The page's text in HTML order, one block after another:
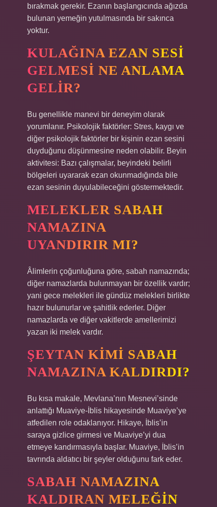
bırakmak gerekir. Ezanın başlangıcında ağızda
bulunan yemeğin yutulmasında bir sakınca
yoktur.
KULAĞINA EZAN SESI
GELMESI NE ANLAMA
GELIR?
Bu genellikle manevi bir deneyim olarak
yorumlanır. Psikolojik faktörler: Stres, kaygı ve
diğer psikolojik faktörler bir kişinin ezan sesini
duyduğunu düşünmesine neden olabilir. Beyin
aktivitesi: Bazı çalışmalar, beyindeki belirli
bölgeleri uyararak ezan okunmadığında bile
ezan sesinin duyulabileceğini göstermektedir.
MELEKLER SABAH
NAMAZINA
UYANDIRIR MI?
Âlimlerin çoğunluğuna göre, sabah namazında;
diğer namazlarda bulunmayan bir özellik vardır;
yani gece melekleri ile gündüz melekleri birlikte
hazır bulunurlar ve şahitlik ederler. Diğer
namazlarda ve diğer vakitlerde amellerimizi
yazan iki melek vardır.
ŞEYTAN KIMI SABAH
NAMAZINA KALDIRDI?
Bu kısa makale, Mevlana’nın Mesnevi’sinde
anlattığı Muaviye-İblis hikayesinde Muaviye’ye
atfedilen role odaklanıyor. Hikaye, İblis’in
saraya gizlice girmesi ve Muaviye’yi dua
etmeye kandırmasıyla başlar. Muaviye, İblis’in
tavrında aldatıcı bir şeyler olduğunu fark eder.
SABAH NAMAZINA
KALDIRAN MELEĞIN